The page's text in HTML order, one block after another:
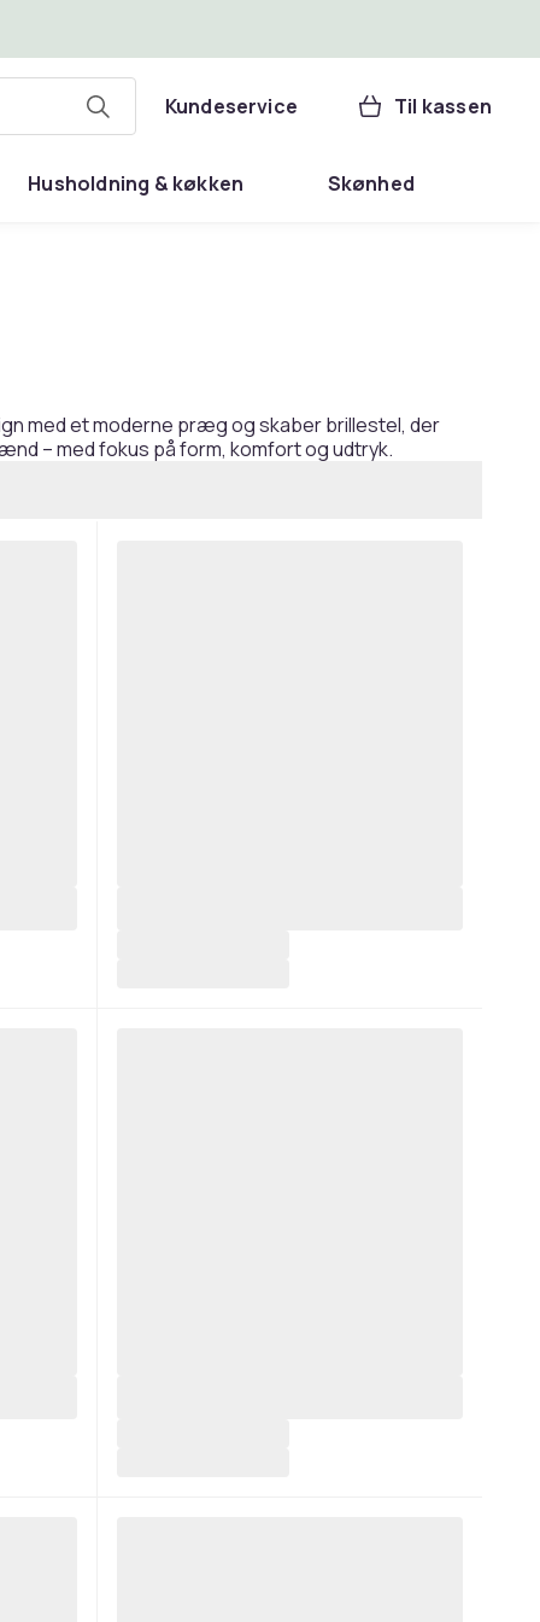
Kundeservice Til kassen
Husholdning & køkken Skønhed
med et moderne præg og skaber brillestel, der
– med fokus på form, komfort og udtryk.